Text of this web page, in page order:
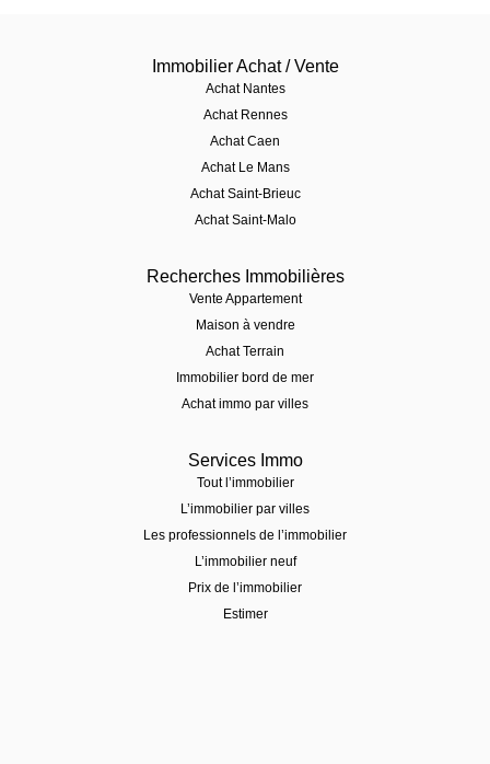
Immobilier Achat / Vente
Achat Nantes
Achat Rennes
Achat Caen
Achat Le Mans
Achat Saint-Brieuc
Achat Saint-Malo
Recherches Immobilières
Vente Appartement
Maison à vendre
Achat Terrain
Immobilier bord de mer
Achat immo par villes
Services Immo
Tout l’immobilier
L’immobilier par villes
Les professionnels de l’immobilier
L’immobilier neuf
Prix de l’immobilier
Estimer